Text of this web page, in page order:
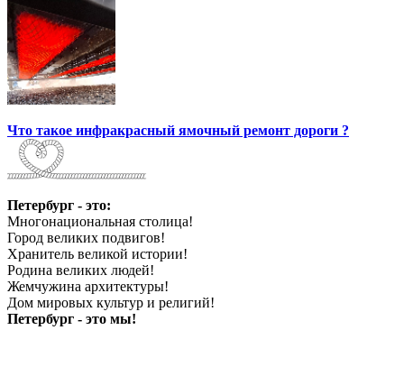
Что такое инфракрасный ямочный ремонт дороги ?
Петербург - это:
Многонациональная столица!
Город великих подвигов!
Хранитель великой истории!
Родина великих людей!
Жемчужина архитектуры!
Дом мировых культур и религий!
Петербург - это мы!